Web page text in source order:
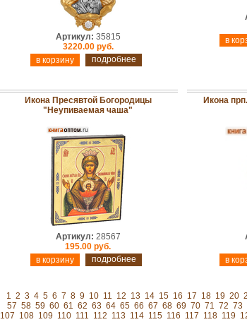
Артикул: 35815
3220.00 руб.
подробнее
Икона Пресявтой Богородицы
"Неупиваемая чаша"
Артикул: 28567
195.00 руб.
подробнее
Икона
1 2 3 4 5 6 7 8 9 10 11 12 13 14 15 16 17 18 19 20
57 58 59 60 61 62 63 64 65 66 67 68 69 70 71 72 73
107 108 109 110 111 112 113 114 115 116 117 118 119